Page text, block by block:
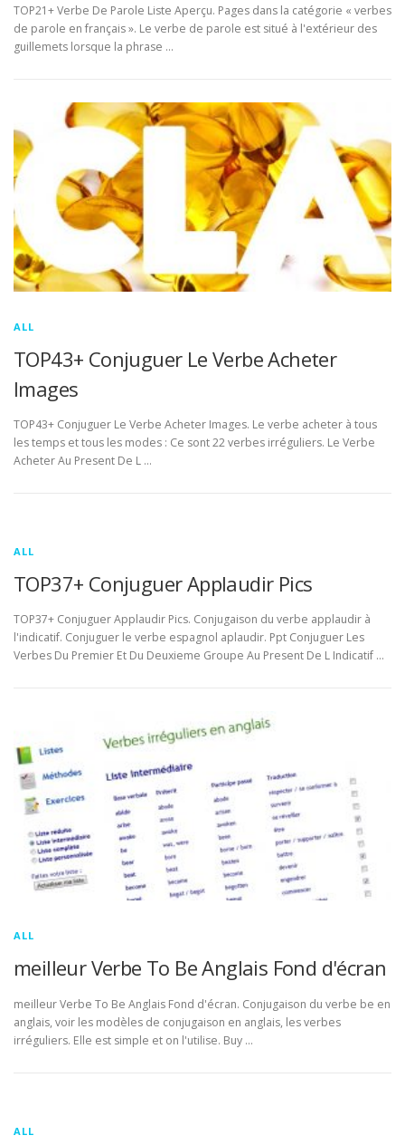
TOP21+ Verbe De Parole Liste Aperçu. Pages dans la catégorie « verbes
de parole en français ». Le verbe de parole est situé à l'extérieur des
guillemets lorsque la phrase …
ALL
TOP43+ Conjuguer Le Verbe Acheter
Images
TOP43+ Conjuguer Le Verbe Acheter Images. Le verbe acheter à tous
les temps et tous les modes : Ce sont 22 verbes irréguliers. Le Verbe
Acheter Au Present De L …
ALL
TOP37+ Conjuguer Applaudir Pics
TOP37+ Conjuguer Applaudir Pics. Conjugaison du verbe applaudir à
l'indicatif. Conjuguer le verbe espagnol aplaudir. Ppt Conjuguer Les
Verbes Du Premier Et Du Deuxieme Groupe Au Present De L Indicatif …
ALL
meilleur Verbe To Be Anglais Fond d'écran
meilleur Verbe To Be Anglais Fond d'écran. Conjugaison du verbe be en
anglais, voir les modèles de conjugaison en anglais, les verbes
irréguliers. Elle est simple et on l'utilise. Buy …
ALL